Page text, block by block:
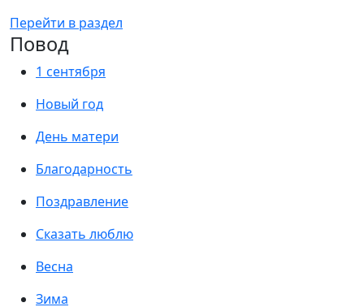
Перейти в раздел
Повод
1 сентября
Новый год
День матери
Благодарность
Поздравление
Сказать люблю
Весна
Зима